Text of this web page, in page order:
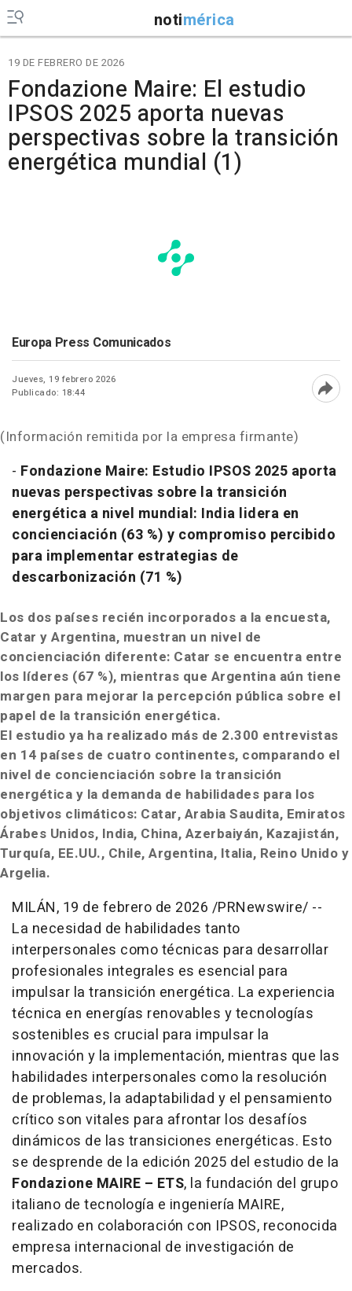
notimérica
19 DE FEBRERO DE 2026
Fondazione Maire: El estudio
IPSOS 2025 aporta nuevas
perspectivas sobre la transición
energética mundial (1)
Europa Press Comunicados
Jueves, 19 febrero 2026
Publicado: 18:44
(Información remitida por la empresa firmante)
- Fondazione Maire: Estudio IPSOS 2025 aporta
nuevas perspectivas sobre la transición
energética a nivel mundial: India lidera en
concienciación (63 %) y compromiso percibido
para implementar estrategias de
descarbonización (71 %)
Los dos países recién incorporados a la encuesta,
Catar y Argentina, muestran un nivel de
concienciación diferente: Catar se encuentra entre
los líderes (67 %), mientras que Argentina aún tiene
margen para mejorar la percepción pública sobre el
papel de la transición energética.
El estudio ya ha realizado más de 2.300 entrevistas
en 14 países de cuatro continentes, comparando el
nivel de concienciación sobre la transición
energética y la demanda de habilidades para los
objetivos climáticos: Catar, Arabia Saudita, Emiratos
Árabes Unidos, India, China, Azerbaiyán, Kazajistán,
Turquía, EE.UU., Chile, Argentina, Italia, Reino Unido y
Argelia.
MILÁN, 19 de febrero de 2026 /PRNewswire/ --
La necesidad de habilidades tanto
interpersonales como técnicas para desarrollar
profesionales integrales es esencial para
impulsar la transición energética. La experiencia
técnica en energías renovables y tecnologías
sostenibles es crucial para impulsar la
innovación y la implementación, mientras que las
habilidades interpersonales como la resolución
de problemas, la adaptabilidad y el pensamiento
crítico son vitales para afrontar los desafíos
dinámicos de las transiciones energéticas. Esto
se desprende de la edición 2025 del estudio de la
Fondazione MAIRE – ETS, la fundación del grupo
italiano de tecnología e ingeniería MAIRE,
realizado en colaboración con IPSOS, reconocida
empresa internacional de investigación de
mercados.